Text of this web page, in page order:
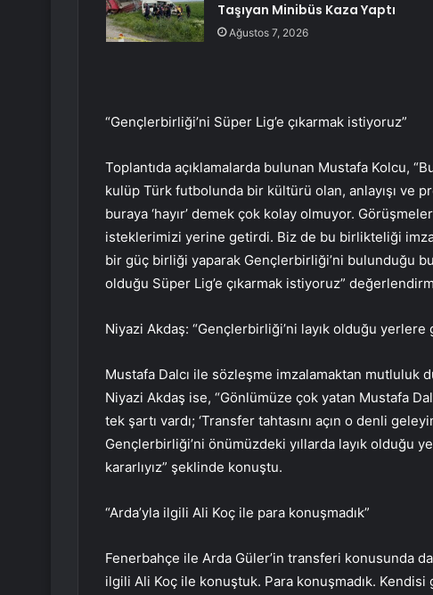
Taşıyan Minibüs Kaza Yaptı
Ağustos 7, 2026
“Gençlerbirliği’ni Süper Lig’e çıkarmak istiyoruz”
Toplantıda açıklamalarda bulunan Mustafa Kolcu,
kulüp Türk futbolunda bir kültürü olan, anlayışı ve
buraya ‘hayır’ demek çok kolay olmuyor.
isteklerimizi yerine getirdi. Biz de bu birlikteliği
bir güç birliği yaparak Gençlerbirliği’ni bulunduğu
olduğu Süper Lig’e çıkarmak istiyoruz”
Niyazi Akdaş: “Gençlerbirliği’ni layık olduğu yerlere
Mustafa Dalcı ile sözleşme imzalamaktan mutluluk
Niyazi Akdaş ise, “Gönlümüze çok yatan Mustafa
tek şartı vardı; ‘Transfer tahtasını açın o denli
Gençlerbirliği’ni önümüzdeki yıllarda layık olduğu
kararlıyız” şeklinde konuştu.
“Arda’yla ilgili Ali Koç ile para konuşmadık”
Fenerbahçe ile Arda Güler’in transferi konusunda
ilgili Ali Koç ile konuştuk. Para konuşmadık.